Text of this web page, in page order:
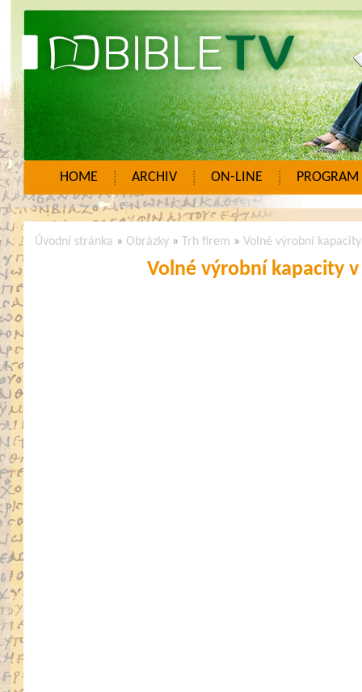
HOME ARCHIV ON-LINE PROGRAM
Úvodní stránka » Obrázky » Trh firem » Volné výrobní
Volné výrobní kapacity